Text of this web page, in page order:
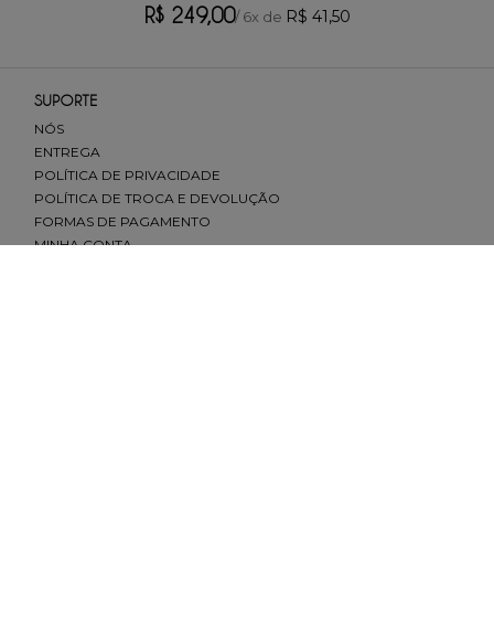
R$ 249,00/6x de R$ 41,50
SUPORTE
NÓS
ENTREGA
POLÍTICA DE PRIVACIDADE
POLÍTICA DE TROCA E DEVOLUÇÃO
FORMAS DE PAGAMENTO
MINHA CONTA